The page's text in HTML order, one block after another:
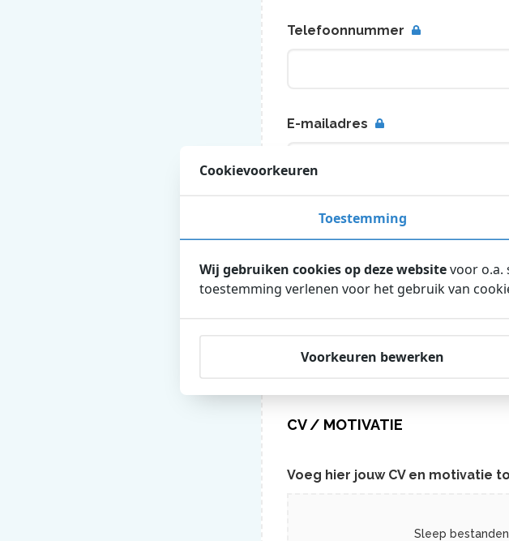
Telefoonnummer
E-mailadres
Adres
Straat + huisnummer
CV / MOTIVATIE
Voeg hier jouw CV en motivatie
Sleep
Cookievoorkeuren
Toestemming
Wij gebruiken cookies op deze websitevoor o.a.
toestemming verlenen voor het gebruik van
Voorkeuren bewerken